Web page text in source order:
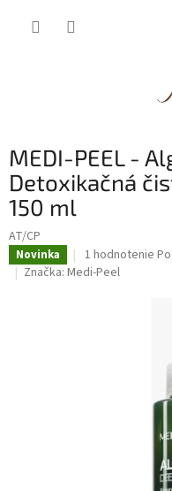
MEDI-PEEL -
Detoxikačná
150 ml
AT/CP
Novinka
Priemerné
hodnotenie
1 hodnotenie
Značka: Medi-Peel